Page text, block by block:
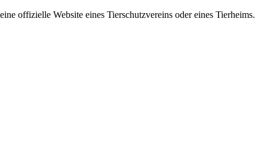
offizielle Website eines Tierschutzvereins oder eines Tierheims.